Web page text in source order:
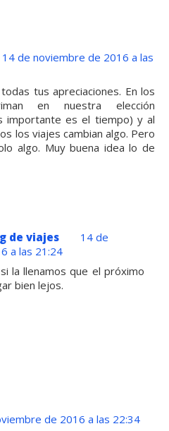
14 de noviembre de 2016 a las
tus apreciaciones. En los
en nuestra elección
importante es el tiempo) y al
los viajes cambian algo. Pero
algo. Muy buena idea lo de
de viajes
14 de
a las 21:24
la llenamos que el próximo
bien lejos.
de 2016 a las 22:34